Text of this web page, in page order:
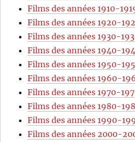
Films des années 1910-
Films des années 1920-
Films des années 1930-
Films des années 1940-
Films des années 1950-
Films des années 1960-
Films des années 1970-
Films des années 1980-
Films des années 1990-
Films des années 2000-